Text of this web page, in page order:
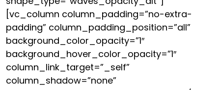
[vc_column column_padding=”no-extra-
padding” column_padding_position=”all”
background_color_opacity=”1″
background_hover_color_opacity=”1″
column_link_target=”_self”
column_shadow=”none”